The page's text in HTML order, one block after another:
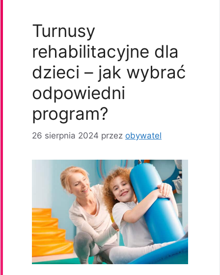
Turnusy
rehabilitacyjne dla
dzieci – jak wybrać
odpowiedni
program?
26 sierpnia 2024 przez obywatel